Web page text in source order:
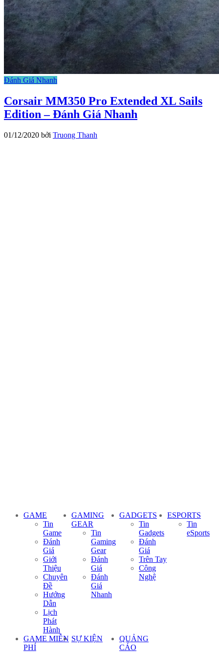
Đánh Giá Nhanh
Corsair MM350 Pro Extended XL Sails
Edition – Đánh Giá Nhanh
01/12/2020 bởi Truong Thanh
GAME
Tin
Game
Đánh
Giá
Giới
Thiệu
Chuyên
Đề
Hướng
Dẫn
Lịch
Phát
Hành
GAMING
GEAR
Tin
Gaming
Gear
Đánh
Giá
Đánh
Giá
Nhanh
GADGETS
Tin
Gadgets
Đánh
Giá
Trên Tay
Công
Nghệ
ESPORTS
Tin
eSports
GAME MIỄN
PHÍ
SỰ KIỆN
QUẢNG
CÁO